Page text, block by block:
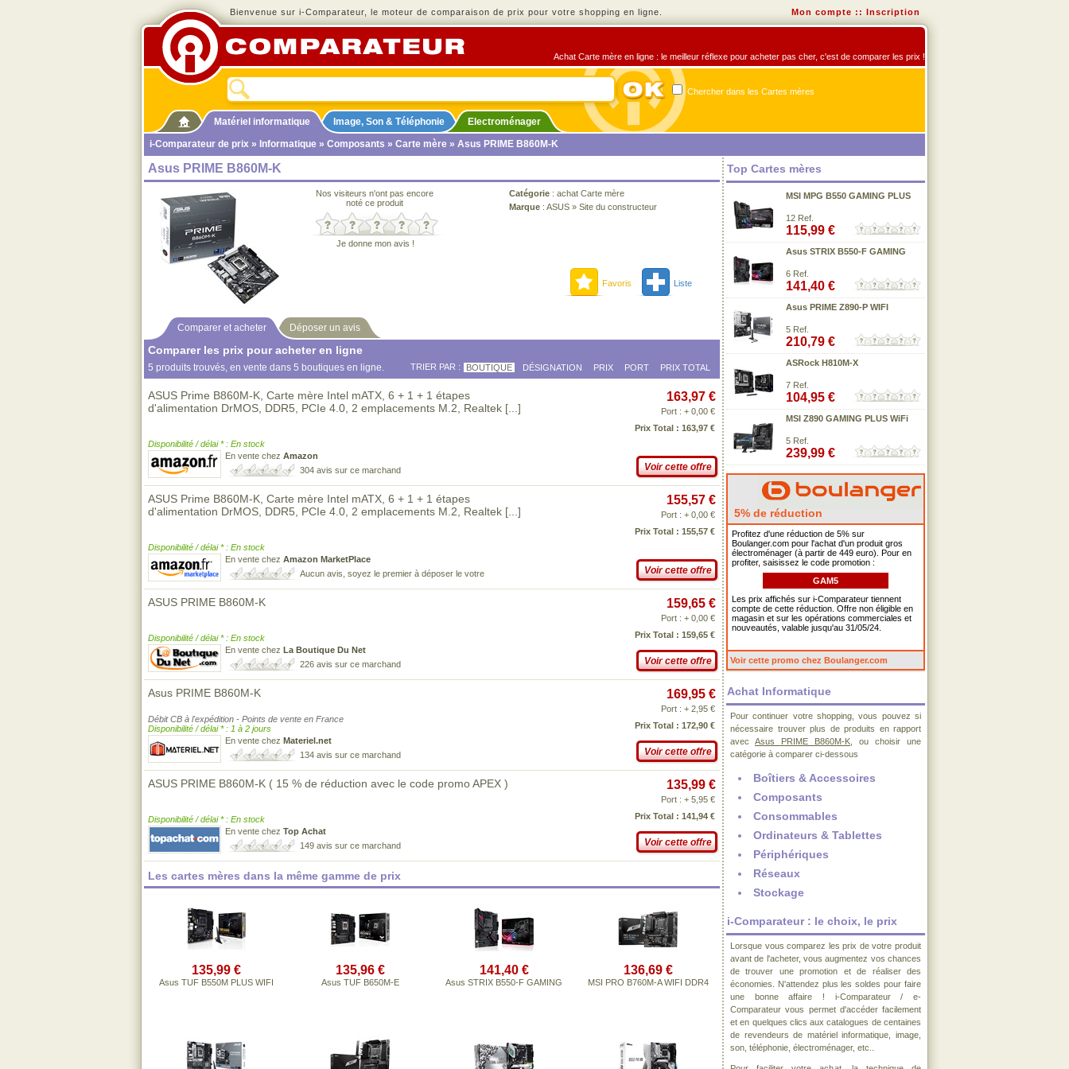
Bienvenue sur i-Comparateur, le moteur de comparaison de prix pour votre shopping en ligne. Mon compte :: Inscription
Achat Carte mère en ligne : le meilleur réflexe pour acheter pas cher, c'est de comparer les prix !
Chercher dans les Cartes mères
Matériel informatique Image, Son & Téléphonie
Electroménager
i-Comparateur de prix » Informatique » Composants » Carte mère » Asus PRIME B860M-K
Asus PRIME B860M-K
Nos visiteurs n'ont pas encore
noté ce produit
Je donne mon avis !
Catégorie : achat Carte mère
Marque : ASUS » Site du constructeur
Favoris Liste
Comparer et acheter Déposer un avis
Comparer les prix pour acheter en ligne
5 produits trouvés, en vente dans 5 boutiques en ligne. TRIER PAR : BOUTIQUE DÉSIGNATION PRIX PORT PRIX TOTAL
ASUS Prime B860M-K, Carte mère Intel mATX, 6 + 1 + 1 étapes
d'alimentation DrMOS, DDR5, PCIe 4.0, 2 emplacements M.2, Realtek [...]
Disponibilité / délai * : En stock
En vente chez Amazon
304 avis sur ce marchand
163,97 €
Port : + 0,00 €
Prix Total : 163,97 €
Voir cette offre
ASUS Prime B860M-K, Carte mère Intel mATX, 6 + 1 + 1 étapes
d'alimentation DrMOS, DDR5, PCIe 4.0, 2 emplacements M.2, Realtek [...]
Disponibilité / délai * : En stock
En vente chez Amazon MarketPlace
Aucun avis, soyez le premier à déposer le votre
155,57 €
Port : + 0,00 €
Prix Total : 155,57 €
Voir cette offre
ASUS PRIME B860M-K
Disponibilité / délai * : En stock
En vente chez La Boutique Du Net
226 avis sur ce marchand
159,65 €
Port : + 0,00 €
Prix Total : 159,65 €
Voir cette offre
Asus PRIME B860M-K
Débit CB à l'expédition - Points de vente en France
Disponibilité / délai * : 1 à 2 jours
En vente chez Materiel.net
134 avis sur ce marchand
169,95 €
Port : + 2,95 €
Prix Total : 172,90 €
Voir cette offre
ASUS PRIME B860M-K ( 15 % de réduction avec le code promo APEX )
Disponibilité / délai * : En stock
En vente chez Top Achat
149 avis sur ce marchand
135,99 €
Port : + 5,95 €
Prix Total : 141,94 €
Voir cette offre
Les cartes mères dans la même gamme de prix
135,99 €
Asus TUF B550M PLUS WIFI
135,96 €
Asus TUF B650M-E
141,40 €
Asus STRIX B550-F GAMING
136,69 €
MSI PRO B760M-A WIFI DDR4
Top Cartes mères
MSI MPG B550 GAMING PLUS
12 Ref.
115,99 €
Asus STRIX B550-F GAMING
6 Ref.
141,40 €
Asus PRIME Z890-P WIFI
5 Ref.
210,79 €
ASRock H810M-X
7 Ref.
104,95 €
MSI Z890 GAMING PLUS WiFi
5 Ref.
239,99 €
5% de réduction
Profitez d'une réduction de 5% sur
Boulanger.com pour l'achat d'un produit gros
électroménager (à partir de 449 euro). Pour en
profiter, saisissez le code promotion :
GAM5
Les prix affichés sur i-Comparateur tiennent
compte de cette réduction. Offre non éligible en
magasin et sur les opérations commerciales et
nouveautés, valable jusqu'au 31/05/24.
Voir cette promo chez Boulanger.com
Achat Informatique
Pour continuer votre shopping, vous pouvez si
nécessaire trouver plus de produits en rapport
avec Asus PRIME B860M-K , ou choisir une
catégorie à comparer ci-dessous
Boîtiers & Accessoires
Composants
Consommables
Ordinateurs & Tablettes
Périphériques
Réseaux
Stockage
i-Comparateur : le choix, le prix
Lorsque vous comparez les prix de votre produit
avant de l'acheter, vous augmentez vos chances
de trouver une promotion et de réaliser des
économies. N'attendez plus les soldes pour faire
une bonne affaire ! i-Comparateur / e-
Comparateur vous permet d'accéder facilement
et en quelques clics aux catalogues de centaines
de revendeurs de matériel informatique, image,
son, téléphonie, électroménager, etc..